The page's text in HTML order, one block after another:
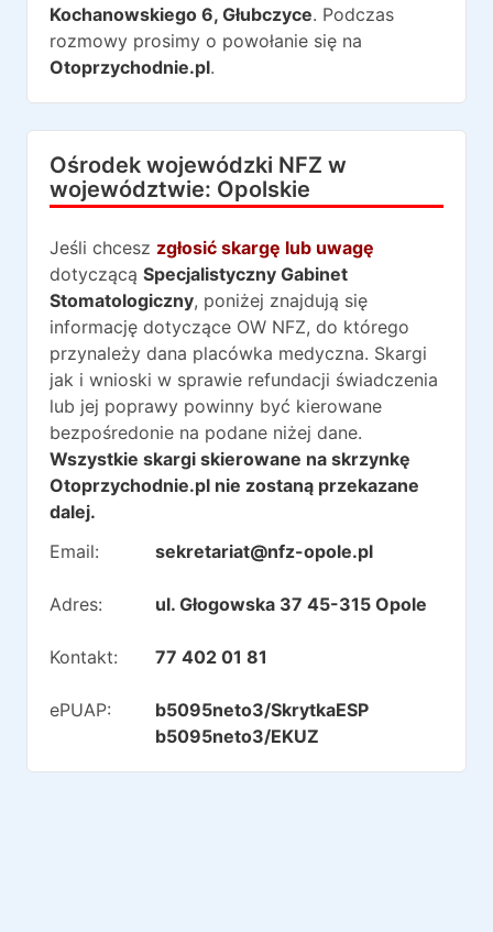
Kochanowskiego 6, Głubczyce. Podczas
rozmowy prosimy o powołanie się na
Otoprzychodnie.pl.
Ośrodek wojewódzki NFZ w
województwie: Opolskie
Jeśli chcesz zgłosić skargę lub uwagę
dotyczącą Specjalistyczny Gabinet
Stomatologiczny, poniżej znajdują się
informację dotyczące OW NFZ, do którego
przynależy dana placówka medyczna. Skargi
jak i wnioski w sprawie refundacji świadczenia
lub jej poprawy powinny być kierowane
bezpośredonie na podane niżej dane.
Wszystkie skargi skierowane na skrzynkę
Otoprzychodnie.pl nie zostaną przekazane
dalej.
Email:
sekretariat@nfz-opole.pl
Adres: ul. Głogowska 37 45-315 Opole
Kontakt: 77 402 01 81
ePUAP:
b5095neto3/SkrytkaESP
b5095neto3/EKUZ